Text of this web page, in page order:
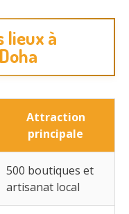
lieux à
Attraction
principale
500 boutiques et
artisanat local